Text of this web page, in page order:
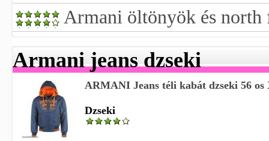
Armani öltönyök és north
Armani jeans dzseki
ARMANI Jeans téli kabát dzseki 56
Dzseki